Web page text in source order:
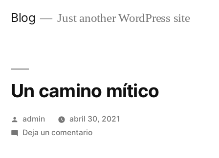
Blog Just another WordPress site
Un camino mítico
Publicado
por
admin
abril 30, 2021
Deja un comentarioen